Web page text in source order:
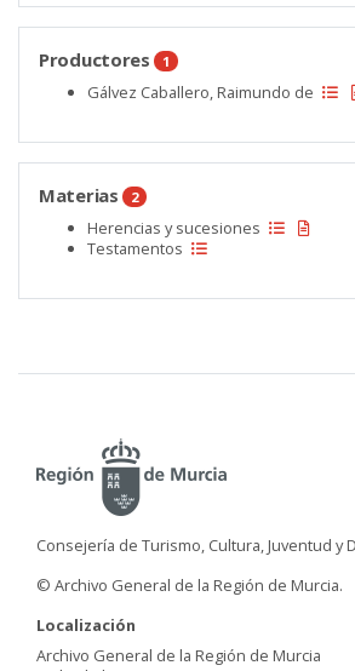
Productores 1
Gálvez Caballero, Raimundo de
Materias 2
Herencias y sucesiones
Testamentos
Consejería de Turismo, Cultura, Juventud y
© Archivo General de la Región de Murcia.
Localización
Archivo General de la Región de Murcia